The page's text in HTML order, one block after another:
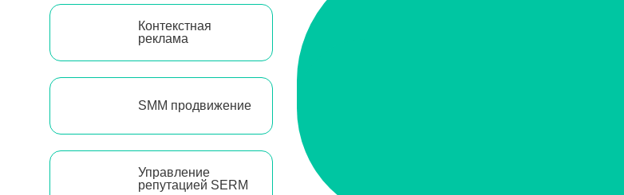
Контекстная
реклама
SMM продвижение
Управление
репутацией SERM